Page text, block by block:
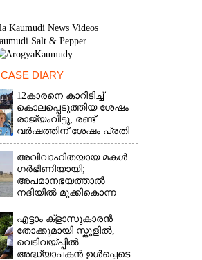
CASE DIARY
12കാരനെ കാറിടിച്ച്
കൊലപ്പെടുത്തിയ ശേഷം
രാജ്യംവിട്ടു; രണ്ട്
വർഷത്തിന് ശേഷം പ്രതി
പിടിയിൽ
അവിവാഹിതയായ മകൾ
ഗർഭിണിയായി;
അപമാനഭയത്താൽ
നദിയിൽ മുക്കികൊന്ന
പിതാവ് അറസ്റ്റിൽ
എട്ടാം ക്ളാസുകാരൻ
തോക്കുമായി സ്കൂളിൽ,
വെടിവയ്പ്പിൽ
അദ്ധ്യാപകൻ ഉൾപ്പെടെ